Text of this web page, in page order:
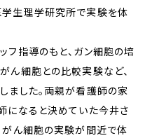
生理学研究所で実験を体
フ指導のもと、ガン細胞の培
ん細胞との比較実験など、
ました。両親が看護師の家
になると決めていた今井さ
がん細胞の実験が間近で体